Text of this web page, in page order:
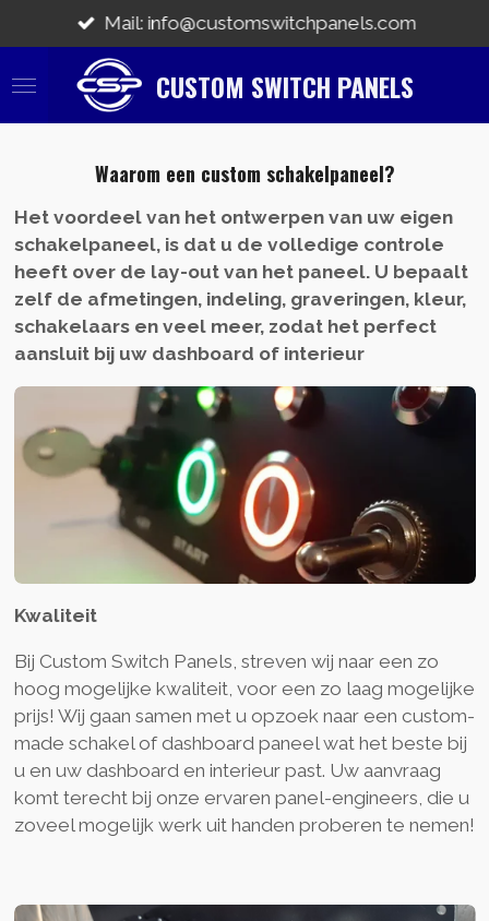
direct
naar
CUSTOM SWITCH PANELS
Mail: info@customswitchpanels.com
Waarom een custom schakelpaneel?
Het voordeel van het ontwerpen van uw eigen
schakelpaneel, is dat u de volledige controle
heeft over de lay-out van het paneel. U bepaalt
zelf de afmetingen, indeling, graveringen, kleur,
schakelaars en veel meer, zodat het perfect
aansluit bij uw dashboard of interieur
Kwaliteit
Bij Custom Switch Panels, streven wij naar een zo
hoog mogelijke kwaliteit, voor een zo laag mogelijke
prijs! Wij gaan samen met u opzoek naar een custom-
made schakel of dashboard paneel wat het beste bij
u en uw dashboard en interieur past. Uw aanvraag
komt terecht bij onze ervaren panel-engineers, die u
zoveel mogelijk werk uit handen proberen te nemen!